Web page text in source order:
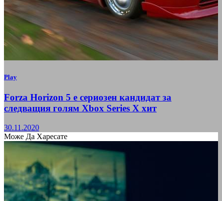
Play
Forza Horizon 5 е сериозен кандидат за
следващия голям Xbox Series X хит
30.11.2020
Може Да Харесате